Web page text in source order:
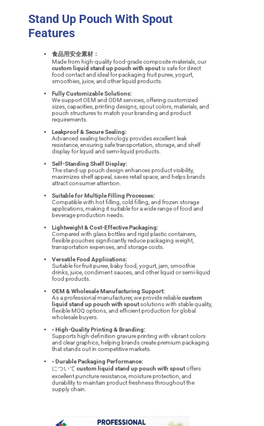
Stand Up Pouch With Spout
Features
食品用安全素材：
Made from high-quality food-grade composite materials, our
custom liquid stand up pouch with spoutis safe for direct
food contact and ideal for packaging fruit puree, yogurt,
smoothies, juice, and other liquid products.
Fully Customizable Solutions:
We support OEM and ODM services, offering customized
sizes, capacities, printing designs, spout colors, materials, and
pouch structures to match your branding and product
requirements.
Leakproof & Secure Sealing:
Advanced sealing technology provides excellent leak
resistance, ensuring safe transportation, storage, and shelf
display for liquid and semi-liquid products.
Self-Standing Shelf Display:
The stand-up pouch design enhances product visibility,
maximizes shelf appeal, saves retail space, and helps brands
attract consumer attention.
Suitable for Multiple Filling Processes:
Compatible with hot filling, cold filling, and frozen storage
applications, making it suitable for a wide range of food and
beverage production needs.
Lightweight & Cost-Effective Packaging:
Compared with glass bottles and rigid plastic containers,
flexible pouches significantly reduce packaging weight,
transportation expenses, and storage costs.
Versatile Food Applications:
Suitable for fruit puree, baby food, yogurt, jam, smoothie
drinks, juice, condiment sauces, and other liquid or semi-liquid
food products.
OEM & Wholesale Manufacturing Support:
As a professional manufacturer, we provide reliablecustom
liquid stand up pouch with spoutsolutions with stable quality,
flexible MOQ options, and efficient production for global
wholesale buyers.
• High-Quality Printing & Branding:
Supports high-definition gravure printing with vibrant colors
and clear graphics, helping brands create premium packaging
that stands out in competitive markets.
• Durable Packaging Performance:
について custom liquid stand up pouch with spoutoffers
excellent puncture resistance, moisture protection, and
durability to maintain product freshness throughout the
supply chain.